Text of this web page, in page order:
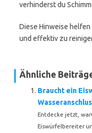
verhinderst du
Diese Hinweise
und effektiv zu
Ähnliche
Braucht ein
Entdecke jetzt,
Eiswürfelbereiter